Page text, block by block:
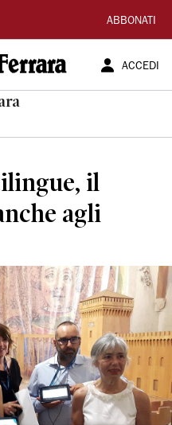
ABBONATI
ACCEDI
il
agli